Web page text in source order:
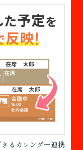
るカレンダー連携